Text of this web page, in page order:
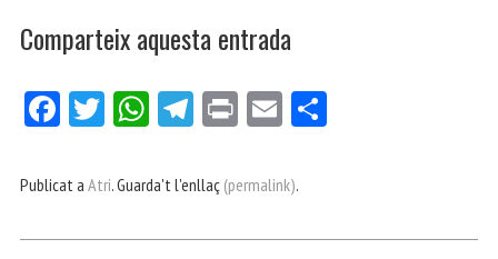
Comparteix aquesta entrada
Fa
bo
Tw
er
W
ts
Te
gr
Pri E
ail
Publicat a Atri. Guarda't l'enllaç (permalink).